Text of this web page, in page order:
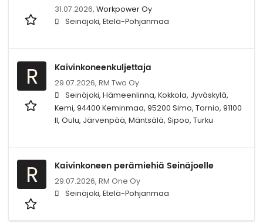
31.07.2026, Workpower Oy
Seinäjoki, Etelä-Pohjanmaa
R Kaivinkoneenkuljettaja
29.07.2026, RM Two Oy
Seinäjoki, Hämeenlinna, Kokkola, Jyväskylä,
Kemi, 94400 Keminmaa, 95200 Simo, Tornio, 91100
II, Oulu, Järvenpää, Mäntsälä, Sipoo, Turku
R Kaivinkoneen perämiehiä Seinäjoelle
29.07.2026, RM One Oy
Seinäjoki, Etelä-Pohjanmaa